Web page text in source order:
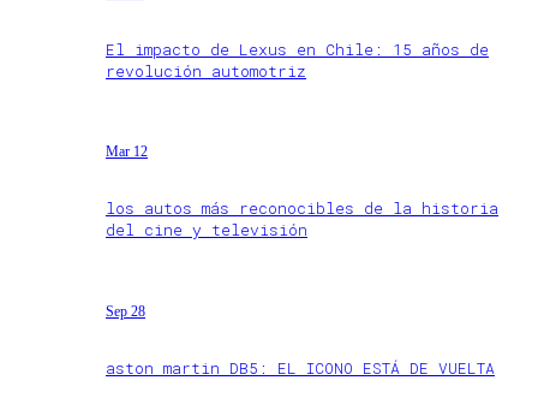
El impacto de Lexus en Chile: 15 años de
revolución automotriz
Mar 12
los autos más reconocibles de la historia
del cine y televisión
Sep 28
aston martin DB5: EL ICONO ESTÁ DE VUELTA